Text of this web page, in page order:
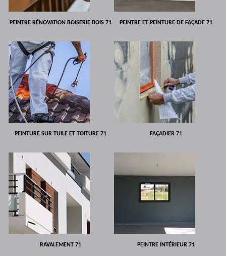
PEINTRE RÉNOVATION BOISERIE BOIS 71 PEINTRE ET PEINTURE DE FAÇADE 71
PEINTURE SUR TUILE ET TOITURE 71 FAÇADIER 71
RAVALEMENT 71 PEINTRE INTÉRIEUR 71